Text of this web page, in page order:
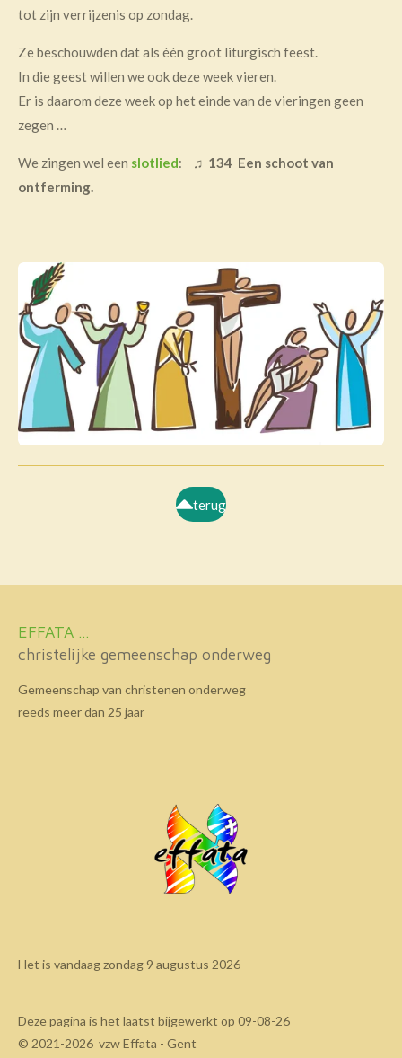
tot zijn verrijzenis op zondag.
Ze beschouwden dat als één groot liturgisch feest.
In die geest willen we ook deze week vieren.
Er is daarom deze week op het einde van de vieringen geen
zegen …
We zingen wel een slotlied: ♫ 134 Een schoot van
ontferming.
terug
EFFATA ...
christelijke gemeenschap onderweg
Gemeenschap van christenen onderweg
reeds meer dan 25 jaar
Het is vandaag zondag 9 augustus 2026
Deze pagina is het laatst bijgewerkt op 09-08-26
© 2021-2026 vzw Effata - Gent